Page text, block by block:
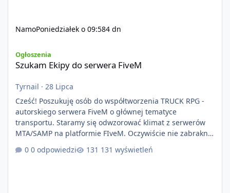
NamoPoniedziałek o 09:584 dn
Ogłoszenia
Szukam Ekipy do serwera FiveM
Tyrnail · 28 Lipca
Cześć! Poszukuję osób do współtworzenia TRUCK RPG -
autorskiego serwera FiveM o głównej tematyce
transportu. Staramy się odwzorować klimat z serwerów
MTA/SAMP na platformie FIveM. Oczywiście nie zabraknie
kontentu dla graczy którzy chcą robić coś innego niż
jeździć ciężarówką. Projekt tworzony jest od podstaw z
0 odpowiedzi 131 wyświetleń